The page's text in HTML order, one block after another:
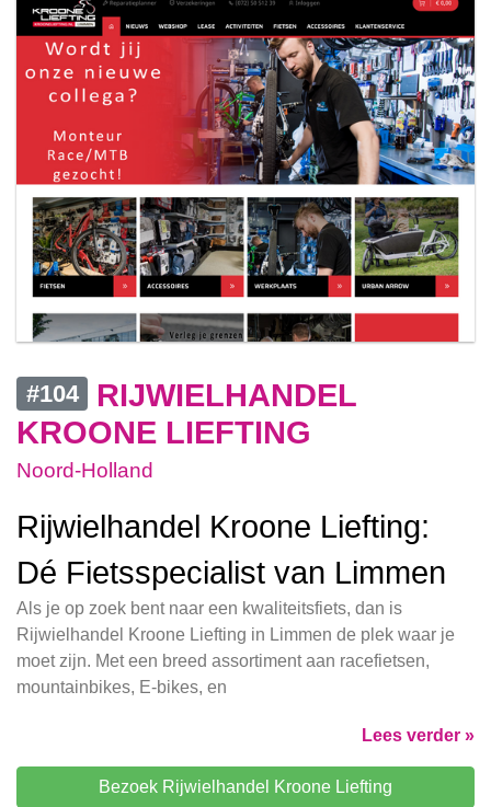
#104
RIJWIELHANDEL
KROONE LIEFTING
Noord-Holland
Rijwielhandel Kroone Liefting:
Dé Fietsspecialist van Limmen
Als je op zoek bent naar een kwaliteitsfiets, dan is
Rijwielhandel Kroone Liefting in Limmen de plek waar je
moet zijn. Met een breed assortiment aan racefietsen,
mountainbikes, E-bikes, en
Lees verder »
Bezoek Rijwielhandel Kroone Liefting